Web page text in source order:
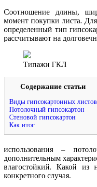
Соотношение длины,
момент покупки листа.
определенный тип
рассчитывают на
Типажи ГКЛ
Содержание статьи
Виды гипсокартонных листов
Потолочный гипсокартон
Стеновой гипсокартон
Как итог
использования –
дополнительным
влагостойкий. Какой из
конкретного случая.